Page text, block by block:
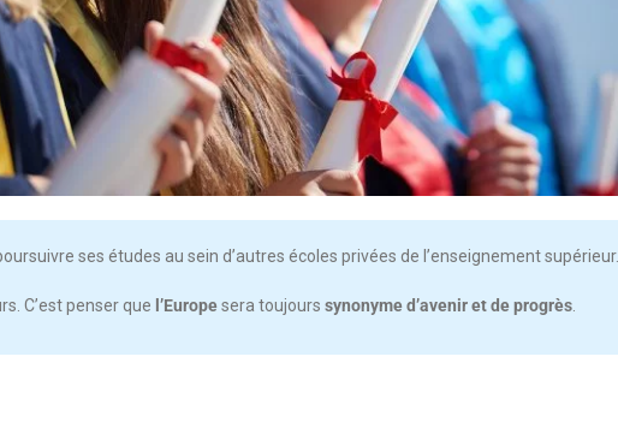
ses études au sein d’autres écoles privées de l’enseignement supérieur.
C’est penser que l’Europesera toujours synonyme d’avenir et de progrès